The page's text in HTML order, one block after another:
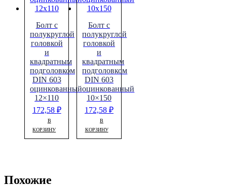
Болт с
полукруглой
головкой
и
квадратным
подголовком
DIN 603
оцинкованный
12×110
172,58 ₽
В
КОРЗИНУ
Болт с
полукруглой
головкой
и
квадратным
подголовком
DIN 603
оцинкованный
10×150
172,58₽
В
КОРЗИНУ
Похожие